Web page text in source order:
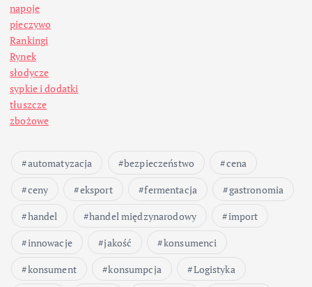
napoje
pieczywo
Rankingi
Rynek
słodycze
sypkie i dodatki
tłuszcze
zbożowe
automatyzacja bezpieczeństwo
cena
ceny
eksport fermentacja
gastronomia
handel
handel międzynarodowy
import
innowacje
jakość
konsumenci
konsument
konsumpcja
Logistyka